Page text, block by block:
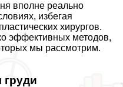
вполне реально
избегая
хирургов.
эффективных методов,
мы рассмотрим.
гpyди